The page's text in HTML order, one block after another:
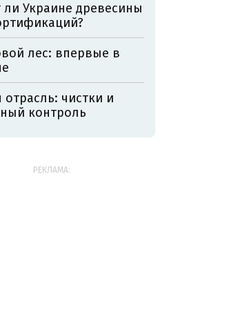
ли Украине древесины
лес: впервые в
отрасль: чистки и
контроль
РЕКЛАМА: